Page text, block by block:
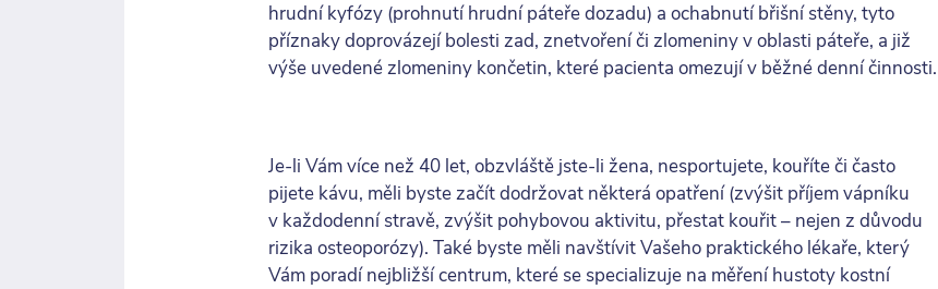
hrudní kyfózy (prohnutí hrudní páteře dozadu) a ochabnutí břišní stěny, tyto
příznaky doprovázejí bolesti zad, znetvoření či zlomeniny v oblasti páteře, a již
výše uvedené zlomeniny končetin, které pacienta omezují v běžné denní činnosti.
Je-li Vám více než 40 let, obzvláště jste-li žena, nesportujete, kouříte či často
pijete kávu, měli byste začít dodržovat některá opatření (zvýšit příjem vápníku
v každodenní stravě, zvýšit pohybovou aktivitu, přestat kouřit – nejen z důvodu
rizika osteoporózy). Také byste měli navštívit Vašeho praktického lékaře, který
Vám poradí nejbližší centrum, které se specializuje na měření hustoty kostní